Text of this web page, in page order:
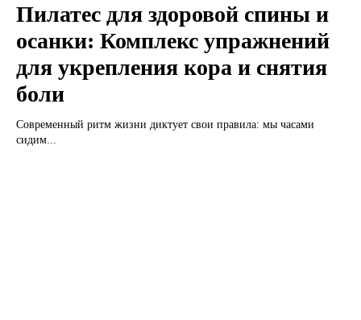
Пилатес для здоровой спины и
осанки: Комплекс упражнений
для укрепления кора и снятия
боли
Современный ритм жизни диктует свои правила: мы часами
сидим...